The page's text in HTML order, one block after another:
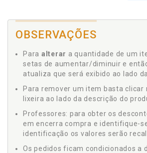
OBSERVAÇÕES
Para alterar a quantidade de um
setas de aumentar/diminuir e
atualiza que será exibido ao lado
Para remover um item basta clicar
lixeira ao lado da descrição do
Professores: para obter os
em encerra compra e identifique-
identificação os valores serão
Os pedidos ficam condicionados a